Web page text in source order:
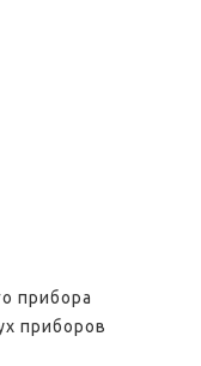
прибора
приборов